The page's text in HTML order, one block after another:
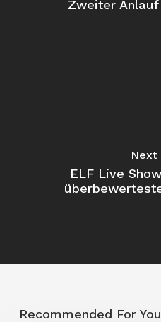
Zweiter
Next
ELF Live
Recommended For You